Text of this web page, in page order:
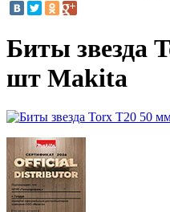
Биты звезда
шт Makita